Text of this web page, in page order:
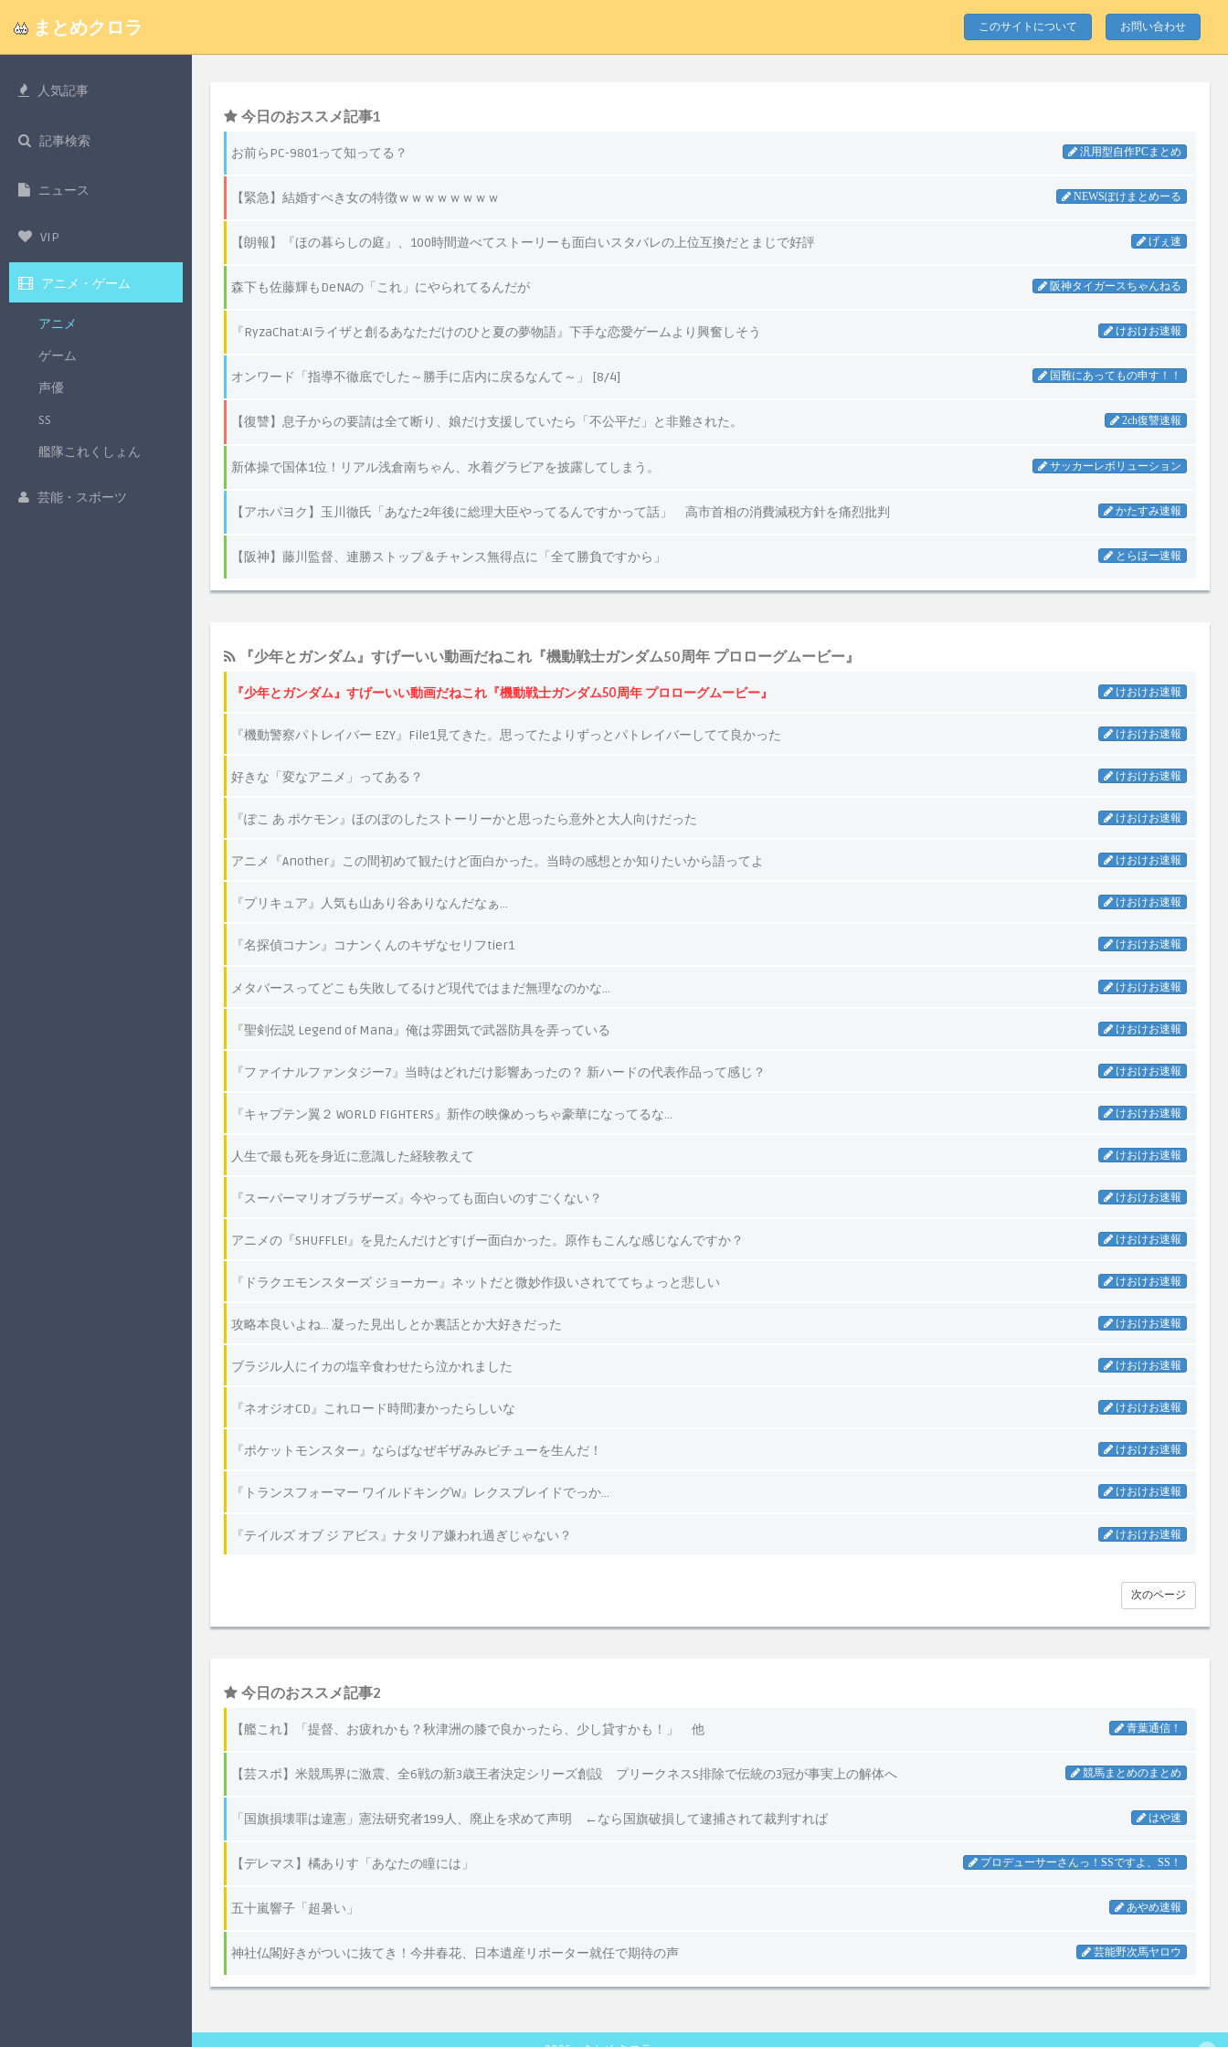
まとめクロラ このサイトについて お問い合わせ
人気記事
記事検索
ニュース
VIP
アニメ・ゲーム
アニメ
ゲーム
声優
SS
艦隊これくしょん
芸能・スポーツ
『少年とガンダム』すげーいい動画だねこれ『機動戦士ガンダム50周年 プロローグムービー』
『少年とガンダム』すげーいい動画だねこれ『機動戦士ガンダム50周年 プロローグムービー』 けおけお速報
『機動警察パトレイバー EZY』File1見てきた。思ってたよりずっとパトレイバーしてて良かった けおけお速報
好きな「変なアニメ」ってある？ けおけお速報
『ぽこ あ ポケモン』ほのぼのしたストーリーかと思ったら意外と大人向けだった けおけお速報
アニメ『Another』この間初めて観たけど面白かった。当時の感想とか知りたいから語ってよ けおけお速報
『プリキュア』人気も山あり谷ありなんだなぁ… けおけお速報
『名探偵コナン』コナンくんのキザなセリフtier1 けおけお速報
メタバースってどこも失敗してるけど現代ではまだ無理なのかな… けおけお速報
『聖剣伝説 Legend of Mana』俺は雰囲気で武器防具を弄っている けおけお速報
『ファイナルファンタジー7』当時はどれだけ影響あったの？ 新ハードの代表作品って感じ？ けおけお速報
『キャプテン翼２ WORLD FIGHTERS』新作の映像めっちゃ豪華になってるな… けおけお速報
人生で最も死を身近に意識した経験教えて けおけお速報
『スーパーマリオブラザーズ』今やっても面白いのすごくない？ けおけお速報
アニメの『SHUFFLE!』を見たんだけどすげー面白かった。原作もこんな感じなんですか？ けおけお速報
『ドラクエモンスターズ ジョーカー』ネットだと微妙作扱いされててちょっと悲しい けおけお速報
攻略本良いよね… 凝った見出しとか裏話とか大好きだった けおけお速報
ブラジル人にイカの塩辛食わせたら泣かれました けおけお速報
『ネオジオCD』これロード時間凄かったらしいな けおけお速報
『ポケットモンスター』ならばなぜギザみみピチューを生んだ！ けおけお速報
『トランスフォーマー ワイルドキングW』レクスブレイドでっか… けおけお速報
『テイルズ オブ ジ アビス』ナタリア嫌われ過ぎじゃない？ けおけお速報
次のページ